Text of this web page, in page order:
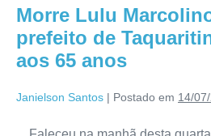
Morre Lulu
prefeito de
aos 65 anos
Janielson Santos | Postado em 14/